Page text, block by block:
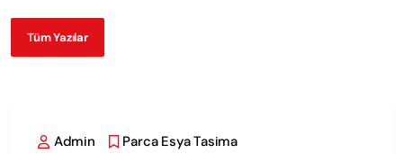
Tüm Yazılar
Admin Parca Esya Tasima